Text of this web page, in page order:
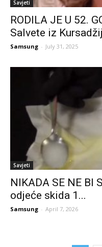
Savjeti
RODILA JE U 52.
Salvete iz
Samsung - July 31, 2025
Savjeti
NIKADA SE NE BI
odjeće skida 1...
Samsung - April 7, 2026